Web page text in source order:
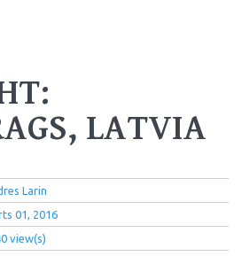
LATVIA
Larin
01, 2016
view(s)